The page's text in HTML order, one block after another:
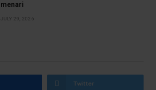
menari
JULY 29, 2026
Twitter